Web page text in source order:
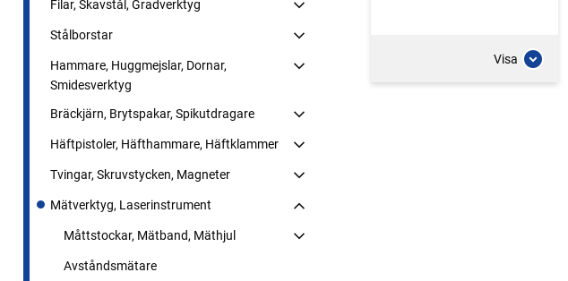
Filar, Skavstål, Gradverktyg
Stålborstar
Hammare, Huggmejslar, Dornar,
Smidesverktyg
Bräckjärn, Brytspakar, Spikutdragare
Häftpistoler, Häfthammare, Häftklammer
Tvingar, Skruvstycken, Magneter
Mätverktyg, Laserinstrument
Måttstockar, Mätband, Mäthjul
Avståndsmätare
Visa